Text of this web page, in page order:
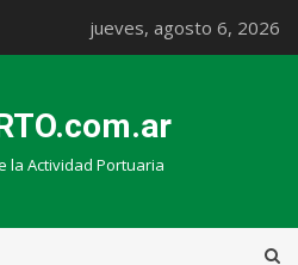
jueves, agosto 6, 2026
la Actividad Portuaria